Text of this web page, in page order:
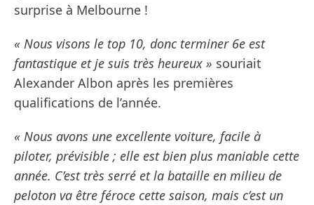
surprise à Melbourne !
« Nous visons le top 10, donc terminer 6e est
fantastique et je suis très heureux » souriait
Alexander Albon après les premières
qualifications de l’année.
« Nous avons une excellente voiture, facile à
piloter, prévisible ; elle est bien plus maniable cette
année. C’est très serré et la bataille en milieu de
peloton va être féroce cette saison, mais c’est un